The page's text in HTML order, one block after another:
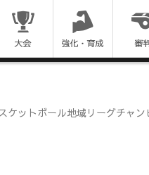
ットボール地域リーグチャン